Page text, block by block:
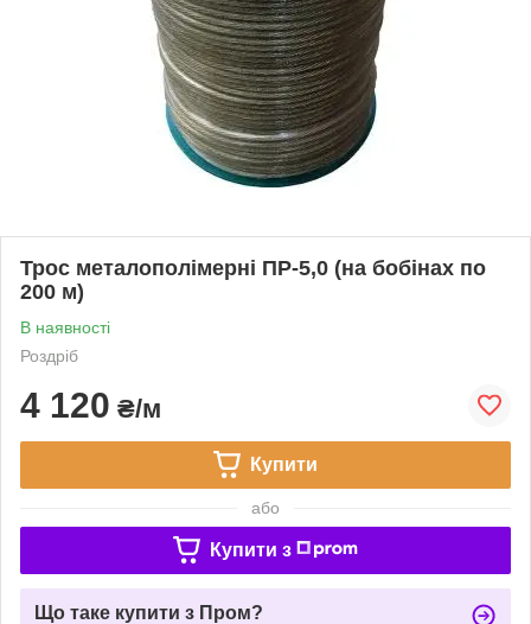
Трос металополімерні ПР-5,0 (на бобінах по
200 м)
В наявності
Роздріб
4 120 ₴/м
Купити
або
Купити з
Що таке купити з Пром?